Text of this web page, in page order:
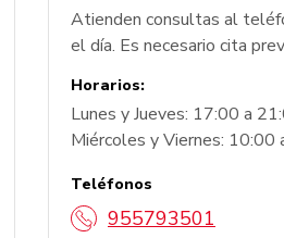
Atienden consultas al
el día. Es necesario cita
Horarios:
Lunes y Jueves: 17:00 a
Miércoles y Viernes: 10:00
Teléfonos
955793501